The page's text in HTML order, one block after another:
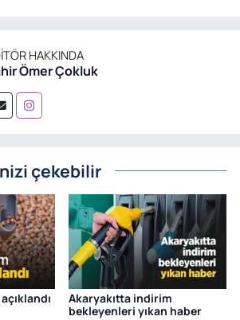
HAKKINDA
Ömer Çokluk
çekebilir
Akaryakıtta indirim
bekleyenleri yıkan haber